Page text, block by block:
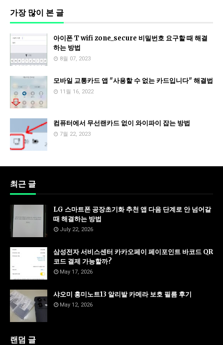
가장 많이 본 글
아이폰 T wifi zone_secure 비밀번호 요구할 때 해결
하는 방법
8월 07, 2023
모바일 교통카드 앱 "사용할 수 없는 카드입니다" 해결법
11월 16, 2022
컴퓨터에서 무선랜카드 없이 와이파이 잡는 방법
7월 22, 2023
최근 글
LG 스마트폰 공장초기화 추천 앱 다음 단계로 안 넘어갈
때 해결하는 방법
July 22, 2026
삼성전자 서비스센터 카카오페이 페이포인트 바코드 QR
코드 결제 가능할까?
May 17, 2026
샤오미 홍미노트13 알리발 카메라 보호 필름 후기
May 12, 2026
랜덤 글